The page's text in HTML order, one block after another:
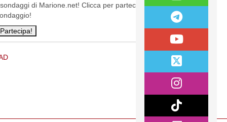
di Marione.net! Clicca per partecipare al